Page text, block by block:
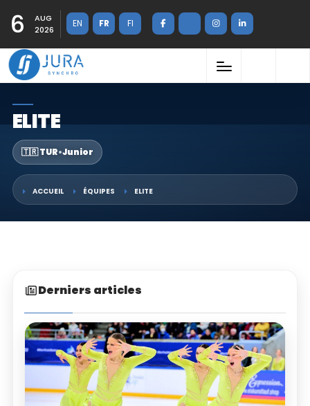
6
AUG
2026
EN FR FI
ELITE
🇹🇷 TUR•Junior
ACCUEIL ÉQUIPES ELITE
Derniers articles